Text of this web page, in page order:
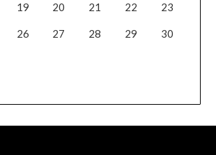
19 20 21 22 23
26 27 28 29 30